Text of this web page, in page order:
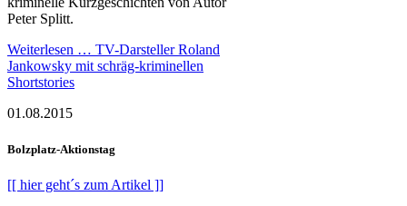
Peter Splitt.
Weiterlesen … TV-Darsteller Roland
Jankowsky mit schräg-kriminellen
Shortstories
01.08.2015
Bolzplatz-Aktionstag
[[ hier geht´s zum Artikel ]]